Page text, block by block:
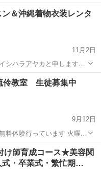
な理由でも
＆沖縄着物衣装レンタ
11月2日
シハラアヤカと申します！
）にて ★出張着付けレッス
詳細ご
伶教室 生徒募集中
9月12日
験行っています 火曜
金曜日14時〜17時までに入
祝日休みです 学校教
け師育成コース★美容関
式・卒業式・繁忙期…